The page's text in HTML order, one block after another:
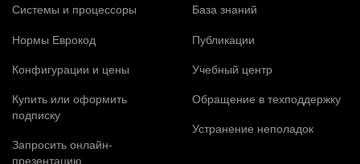
Системы и процессоры
Нормы Еврокод
Конфигурации и цены
Купить или оформить
подписку
Запросить онлайн-
презентацию
База знаний
Публикации
Учебный центр
Обращение в техподдержку
Устранение неполадок